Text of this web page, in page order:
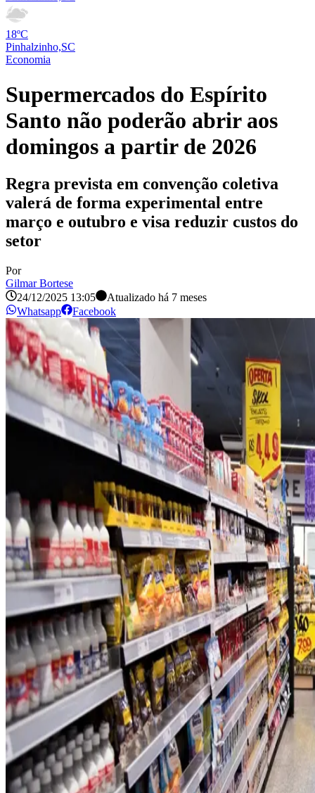
18ºC
Pinhalzinho,SC
Economia
Supermercados do Espírito
Santo não poderão abrir aos
domingos a partir de 2026
Regra prevista em convenção coletiva
valerá de forma experimental entre
março e outubro e visa reduzir custos do
setor
Por
Gilmar Bortese
24/12/2025 13:05
Atualizado há 7 meses
Whatsapp
Facebook